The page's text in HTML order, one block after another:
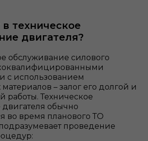
техническое
двигателя?
обслуживание силового
с использованием
– залог его долгой и
работы. Техническое
обычно
во время планового ТО
проведение